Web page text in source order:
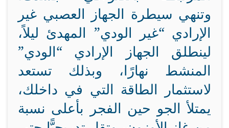
وتنهي سيطرة الجهاز العصبي غير
الإرادي “غير الودي” المهدئ ليلاً،
لينطلق الجهاز الإرادي “الودي”
المنشط نهارًا، وبذلك تستعد
لاستثمار الطاقة التي في داخلك،
يمتلأ الجو حين الفجر بأعلى نسبة